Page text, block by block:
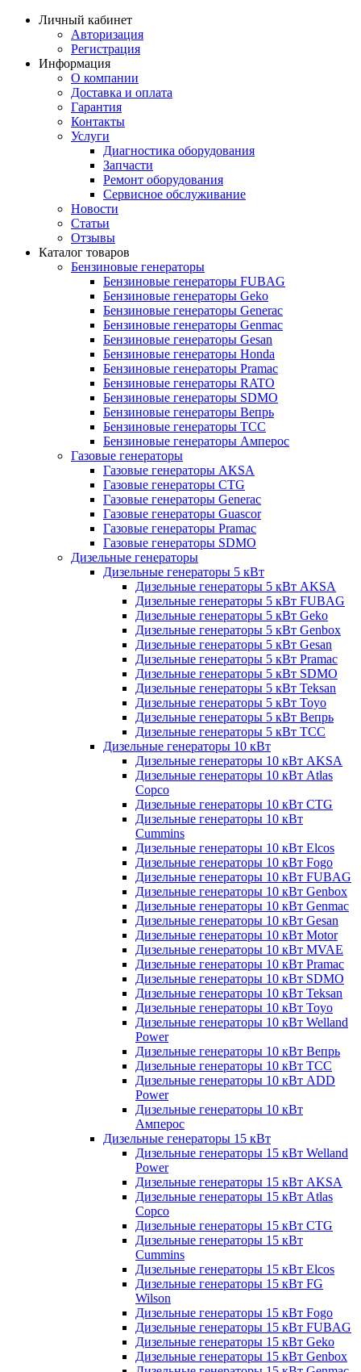
Личный кабинет
Авторизация
Регистрация
Информация
О компании
Доставка и оплата
Гарантия
Контакты
Услуги
Диагностика оборудования
Запчасти
Ремонт оборудования
Сервисное обслуживание
Новости
Статьи
Отзывы
Каталог товаров
Бензиновые генераторы
Бензиновые генераторы FUBAG
Бензиновые генераторы Geko
Бензиновые генераторы Generac
Бензиновые генераторы Genmac
Бензиновые генераторы Gesan
Бензиновые генераторы Honda
Бензиновые генераторы Pramac
Бензиновые генераторы RATO
Бензиновые генераторы SDMO
Бензиновые генераторы Вепрь
Бензиновые генераторы ТСС
Бензиновые генераторы Амперос
Газовые генераторы
Газовые генераторы AKSA
Газовые генераторы CTG
Газовые генераторы Generac
Газовые генераторы Guascor
Газовые генераторы Pramac
Газовые генераторы SDMO
Дизельные генераторы
Дизельные генераторы 5 кВт
Дизельные генераторы 5 кВт AKSA
Дизельные генераторы 5 кВт FUBAG
Дизельные генераторы 5 кВт Geko
Дизельные генераторы 5 кВт Genbox
Дизельные генераторы 5 кВт Gesan
Дизельные генераторы 5 кВт Pramac
Дизельные генераторы 5 кВт SDMO
Дизельные генераторы 5 кВт Teksan
Дизельные генераторы 5 кВт Toyo
Дизельные генераторы 5 кВт Вепрь
Дизельные генераторы 5 кВт ТСС
Дизельные генераторы 10 кВт
Дизельные генераторы 10 кВт AKSA
Дизельные генераторы 10 кВт Atlas
Copco
Дизельные генераторы 10 кВт CTG
Дизельные генераторы 10 кВт
Cummins
Дизельные генераторы 10 кВт Elcos
Дизельные генераторы 10 кВт Fogo
Дизельные генераторы 10 кВт FUBAG
Дизельные генераторы 10 кВт Genbox
Дизельные генераторы 10 кВт Genmac
Дизельные генераторы 10 кВт Gesan
Дизельные генераторы 10 кВт Motor
Дизельные генераторы 10 кВт MVAE
Дизельные генераторы 10 кВт Pramac
Дизельные генераторы 10 кВт SDMO
Дизельные генераторы 10 кВт Teksan
Дизельные генераторы 10 кВт Toyo
Дизельные генераторы 10 кВт Welland
Power
Дизельные генераторы 10 кВт Вепрь
Дизельные генераторы 10 кВт ТСС
Дизельные генераторы 10 кВт ADD
Power
Дизельные генераторы 10 кВт
Амперос
Дизельные генераторы 15 кВт
Дизельные генераторы 15 кВт Welland
Power
Дизельные генераторы 15 кВт AKSA
Дизельные генераторы 15 кВт Atlas
Copco
Дизельные генераторы 15 кВт CTG
Дизельные генераторы 15 кВт
Cummins
Дизельные генераторы 15 кВт Elcos
Дизельные генераторы 15 кВт FG
Wilson
Дизельные генераторы 15 кВт Fogo
Дизельные генераторы 15 кВт FUBAG
Дизельные генераторы 15 кВт Geko
Дизельные генераторы 15 кВт Genbox